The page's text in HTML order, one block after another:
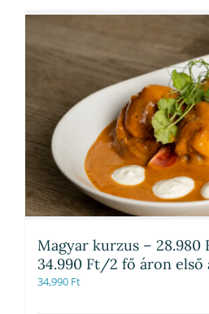
Magyar kurzus –
34.990 Ft/2 fő áron első
34,990 Ft